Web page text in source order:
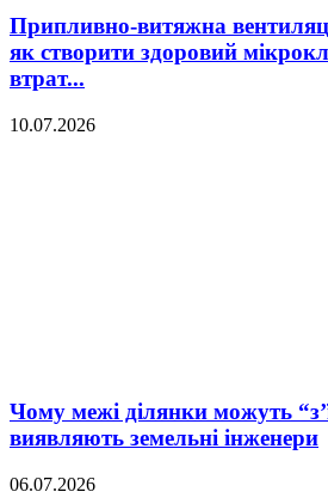
Припливно-витяжна
як створити здоровий
втрат...
10.07.2026
Чому межі ділянки можуть
виявляють земельні інженери
06.07.2026